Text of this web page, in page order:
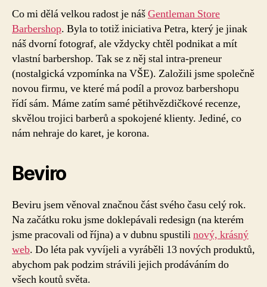
Co mi dělá velkou radost je nášGentleman Store
Barbershop. Byla to totiž iniciativa Petra, který je jinak
náš dvorní fotograf, ale vždycky chtěl podnikat a mít
vlastní barbershop. Tak se z něj stal intra-preneur
(nostalgická vzpomínka na VŠE). Založili jsme společně
novou firmu, ve které má podíl a provoz barbershopu
řídí sám. Máme zatím samé pětihvězdičkové recenze,
skvělou trojici barberů a spokojené klienty. Jediné, co
nám nehraje do karet, je korona.
Beviro
Beviru jsem věnoval značnou část svého času celý rok.
Na začátku roku jsme doklepávali redesign (na kterém
jsme pracovali od října) a v dubnu spustilinový, krásný
web. Do léta pak vyvíjeli a vyráběli 13 nových produktů,
abychom pak podzim strávili jejich prodáváním do
všech koutů světa.